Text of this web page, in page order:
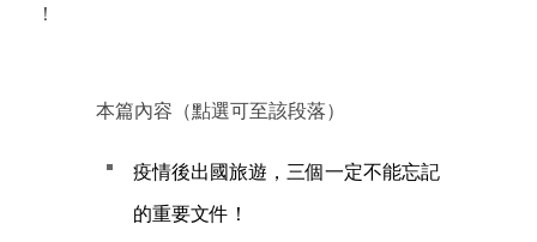
！
本篇內容（點選可至該段落）
疫情後出國旅遊，三個一定不能忘記
的重要文件！